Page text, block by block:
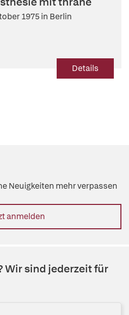
1975 in Berlin
Details
Neuigkeiten mehr verpassen
anmelden
Wir sind jederzeit für